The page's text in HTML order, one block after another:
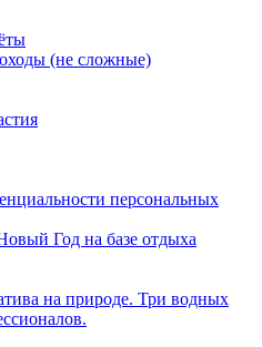
(не сложные)
персональных
Год на базе отдыха
на природе. Три водных